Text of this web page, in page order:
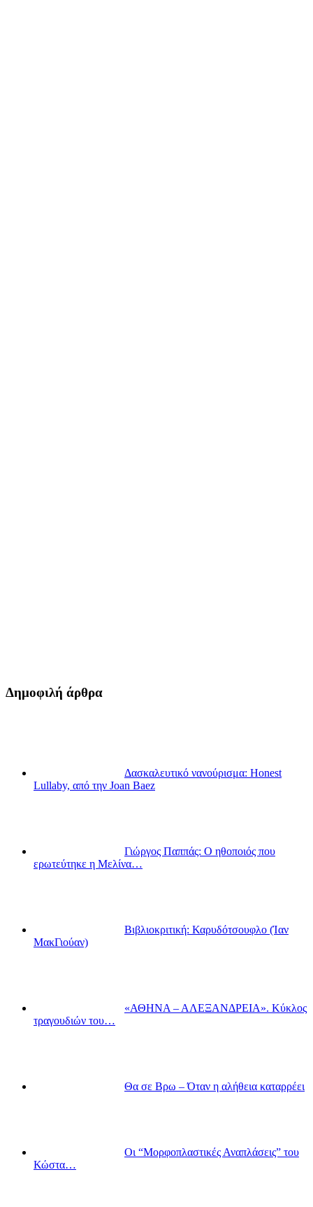
Δημοφιλή άρθρα
Δασκαλευτικό νανούρισμα: Honest
Lullaby, από την Joan Baez
Γιώργος Παππάς: Ο ηθοποιός που
ερωτεύτηκε η Μελίνα…
Βιβλιοκριτική: Καρυδότσουφλο (Ίαν
ΜακΓιούαν)
«ΑΘΗΝΑ – ΑΛΕΞΑΝΔΡΕΙΑ». Κύκλος
τραγουδιών του…
Θα σε Βρω – Όταν η αλήθεια καταρρέει
Οι “Μορφοπλαστικές Αναπλάσεις” του
Κώστα…